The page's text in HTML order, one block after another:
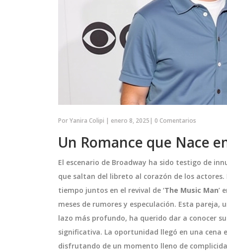
PorYanira Colipi | enero 8, 2025| 0 Comentarios
Un Romance que Nace
El escenario de Broadway ha sido testigo de
que saltan del libreto al corazón de los
tiempo juntos en el revival de ‘The Music Man’
meses de rumores y especulación. Esta
lazo más profundo, ha querido dar a conocer
significativa. La oportunidad llegó en una
disfrutando de un momento lleno de